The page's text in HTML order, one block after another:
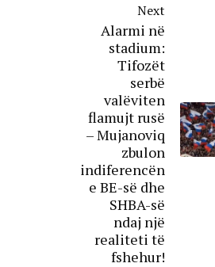
Next
Alarmi në
stadium:
Tifozët
serbë
valëviten
flamujt rusë
– Mujanoviq
zbulon
indiferencën
e BE-së dhe
SHBA-së
ndaj një
realiteti të
fshehur!